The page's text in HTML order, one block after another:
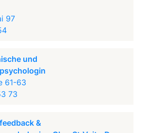
97
und
61-63
73
&